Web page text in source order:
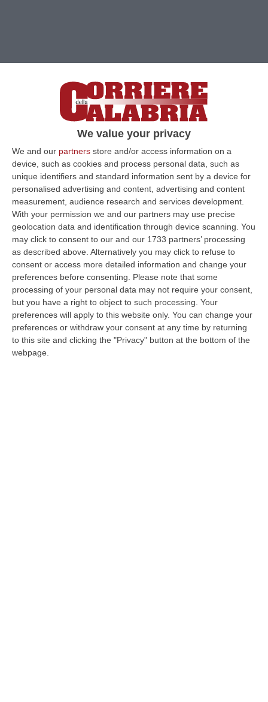
We value your privacy
We and our partners store and/or access information on a
device, such as cookies and process personal data, such as
unique identifiers and standard information sent by a device for
personalised advertising and content, advertising and content
measurement, audience research and services development.
With your permission we and our partners may use precise
geolocation data and identification through device scanning. You
may click to consent to our and our 1733 partners’ processing
as described above. Alternatively you may click to refuse to
consent or access more detailed information and change your
preferences before consenting.
Please note that some
processing of your personal data may not require your consent,
but you have a right to object to such processing. Your
preferences will apply to this website only. You can change your
preferences or withdraw your consent at any time by returning
to this site and clicking the "Privacy" button at the bottom of the
webpage.
Clicca e segui “Corriere della Calabria” su Google News
SAN GIOVANNI IN FIORESarà Domenico
Lacava il candidato a sindaco per il
centrosinistra nel comune di San Giovanni in
Fiore. Le urne delle primarie lo hanno
incoronato vincitore con 695 voti a discapito
dello sfidante Giuseppe Belcastro (667 voti)
sindaco uscente. Una lunga e intensa
giornata quella della città florense, conclusa
a tardissima notte con code ai seggi nella
“Casa del Partito” già dalle prime ore del